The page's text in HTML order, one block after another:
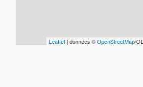
Leaflet | données ©OpenStreetMap/